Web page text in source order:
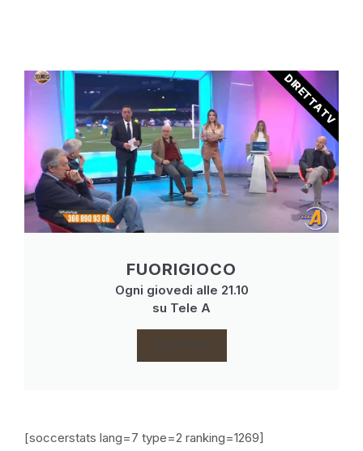
FUORIGIOCO
Ogni giovedi alle 21.10
su Tele A
CLICCA
DIRETTA TV
[soccerstats lang=7 type=2 ranking=1269]